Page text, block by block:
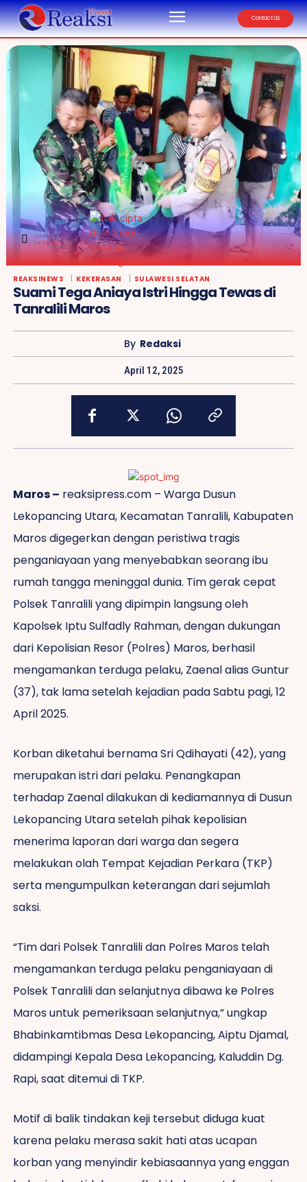
Contact Us
credit by :
reaksipress.com
REAKSINEWS KEKERASAN SULAWESI SELATAN
Suami Tega Aniaya Istri Hingga Tewas di
Tanralili Maros
By Redaksi
April 12, 2025
Maros – reaksipress.com – Warga Dusun
Lekopancing Utara, Kecamatan Tanralili, Kabupaten
Maros digegerkan dengan peristiwa tragis
penganiayaan yang menyebabkan seorang ibu
rumah tangga meninggal dunia. Tim gerak cepat
Polsek Tanralili yang dipimpin langsung oleh
Kapolsek Iptu Sulfadly Rahman, dengan dukungan
dari Kepolisian Resor (Polres) Maros, berhasil
mengamankan terduga pelaku, Zaenal alias Guntur
(37), tak lama setelah kejadian pada Sabtu pagi, 12
April 2025.
Korban diketahui bernama Sri Qdihayati (42), yang
merupakan istri dari pelaku. Penangkapan
terhadap Zaenal dilakukan di kediamannya di Dusun
Lekopancing Utara setelah pihak kepolisian
menerima laporan dari warga dan segera
melakukan olah Tempat Kejadian Perkara (TKP)
serta mengumpulkan keterangan dari sejumlah
saksi.
“Tim dari Polsek Tanralili dan Polres Maros telah
mengamankan terduga pelaku penganiayaan di
Polsek Tanralili dan selanjutnya dibawa ke Polres
Maros untuk pemeriksaan selanjutnya,” ungkap
Bhabinkamtibmas Desa Lekopancing, Aiptu Djamal,
didampingi Kepala Desa Lekopancing, Kaluddin Dg.
Rapi, saat ditemui di TKP.
Motif di balik tindakan keji tersebut diduga kuat
karena pelaku merasa sakit hati atas ucapan
korban yang menyindir kebiasaannya yang enggan